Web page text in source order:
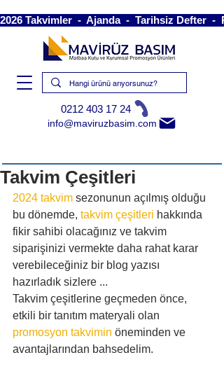
2026 Takvimler  -  Ajanda  -  Tarihsiz Defter
0212 403 17 24
info@maviruzbasim.com
Takvim Çeşitleri
2024 takvim sezonunun açılmış olduğu
bu dönemde, takvim çeşitleri hakkında
fikir sahibi olacağınız ve takvim
siparişinizi vermekte daha rahat karar
verebileceğiniz bir blog yazısı
hazırladık sizlere ...
Takvim çeşitlerine geçmeden önce,
etkili bir tanıtım materyali olan
promosyon takvimin öneminden ve
avantajlarından bahsedelim.